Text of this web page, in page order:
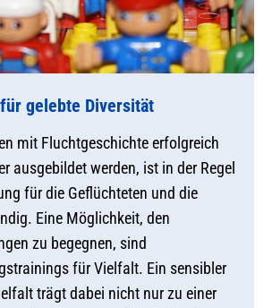
gelebte Diversität
mit Fluchtgeschichte erfolgreich
ausgebildet werden, ist in der Regel
für die Geflüchteten und die
Eine Möglichkeit, den
zu begegnen, sind
für Vielfalt. Ein sensibler
trägt dabei nicht nur zu einer